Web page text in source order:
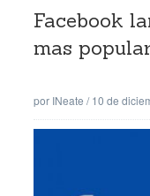
Facebook
mas
por INeate /10 de